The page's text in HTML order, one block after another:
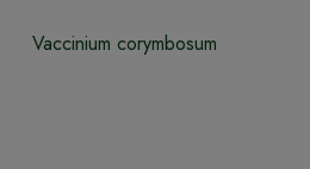
Vaccinium corymbosum